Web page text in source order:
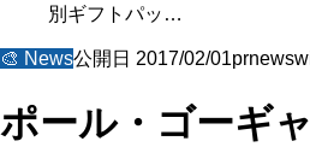
別ギフトパッ…
🎨 News公開日 2017/02/01
ポール・ゴーギ